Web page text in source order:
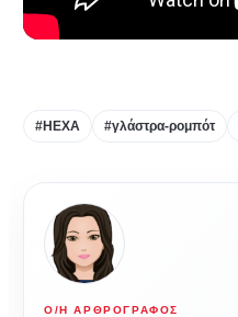
#HEXA #γλάστρα-ρομπότ
Ο/Η ΑΡΘΡΟΓΡΆΦΟΣ